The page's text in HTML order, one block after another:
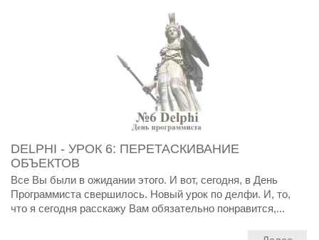
DELPHI - УРОК 6: ПЕРЕТАСКИВАНИЕ
ОБЪЕКТОВ
Все Вы были в ожидании этого. И вот, сегодня, в День
Программиста свершилось. Новый урок по делфи. И, то,
что я сегодня расскажу Вам обязательно понравится,...